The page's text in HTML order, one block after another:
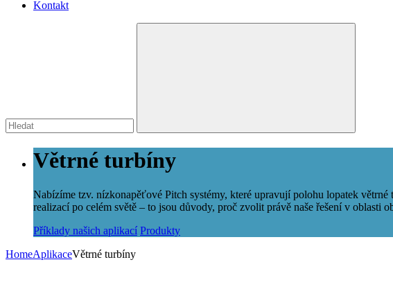
Kontakt
Větrné turbíny
Nabízíme tzv. nízkonapěťové Pitch systémy, které upravují polohu lopatek
realizací po celém světě – to jsou důvody, proč zvolit právě naše řešení v oblasti
Příklady našich aplikací Produkty
HomeAplikaceVětrné turbíny